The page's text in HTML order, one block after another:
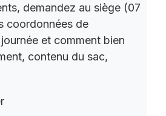
demandez au siège (07
coordonnées de
et comment bien
contenu du sac,